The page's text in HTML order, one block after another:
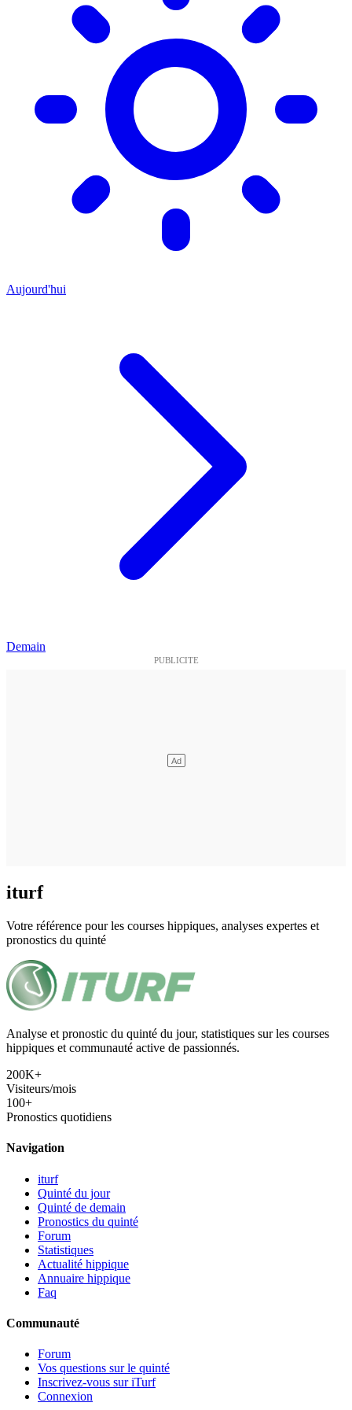
Aujourd'hui
Demain
iturf
Votre référence pour les courses hippiques, analyses expertes et
pronostics du quinté
Analyse et pronostic du quinté du jour, statistiques sur les courses
hippiques et communauté active de passionnés.
200K+
Visiteurs/mois
100+
Pronostics quotidiens
Navigation
iturf
Quinté du jour
Quinté de demain
Pronostics du quinté
Forum
Statistiques
Actualité hippique
Annuaire hippique
Faq
Communauté
Forum
Vos questions sur le quinté
Inscrivez-vous sur iTurf
Connexion